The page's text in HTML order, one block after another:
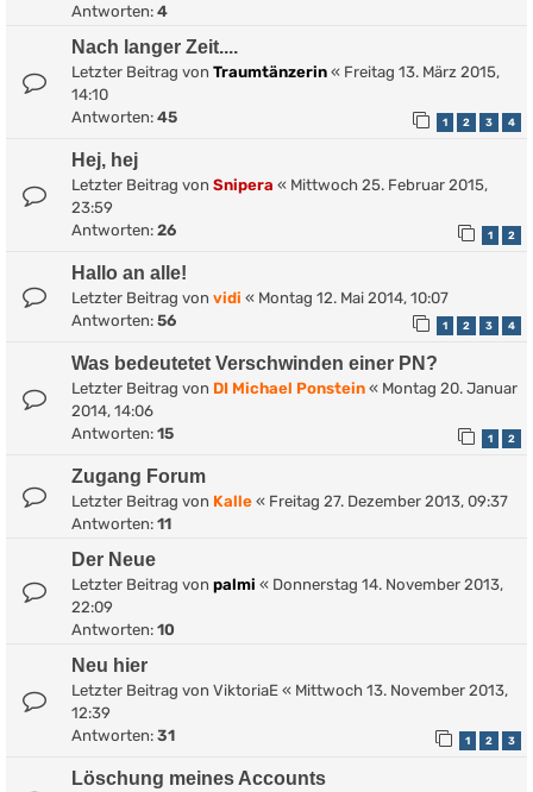
Antworten: 4
Nach langer Zeit....
Letzter Beitrag von Traumtänzerin « Freitag 13. März 2015,
14:10
Antworten: 45 1 2 3 4
Hej, hej
Letzter Beitrag von Snipera « Mittwoch 25. Februar 2015,
23:59
Antworten: 26 1 2
Hallo an alle!
Letzter Beitrag von vidi « Montag 12. Mai 2014, 10:07
Antworten: 56 1 2 3 4
Was bedeutetet Verschwinden einer PN?
Letzter Beitrag von DI Michael Ponstein « Montag 20. Januar
2014, 14:06
Antworten: 15 1 2
Zugang Forum
Letzter Beitrag von Kalle « Freitag 27. Dezember 2013, 09:37
Antworten: 11
Der Neue
Letzter Beitrag von palmi « Donnerstag 14. November 2013,
22:09
Antworten: 10
Neu hier
Letzter Beitrag von ViktoriaE « Mittwoch 13. November 2013,
12:39
Antworten: 31 1 2 3
Löschung meines Accounts